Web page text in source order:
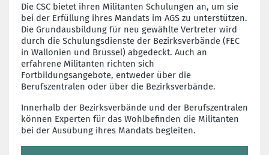
Die CSC bietet ihren Militanten Schulungen an, um sie
bei der Erfüllung ihres Mandats im AGS zu unterstützen.
Die Grundausbildung für neu gewählte Vertreter wird
durch die Schulungsdienste der Bezirksverbände (FEC
in Wallonien und Brüssel) abgedeckt. Auch an
erfahrene Militanten richten sich
Fortbildungsangebote, entweder über die
Berufszentralen oder über die Bezirksverbände.
Innerhalb der Bezirksverbände und der Berufszentralen
können Experten für das Wohlbefinden die Militanten
bei der Ausübung ihres Mandats begleiten.